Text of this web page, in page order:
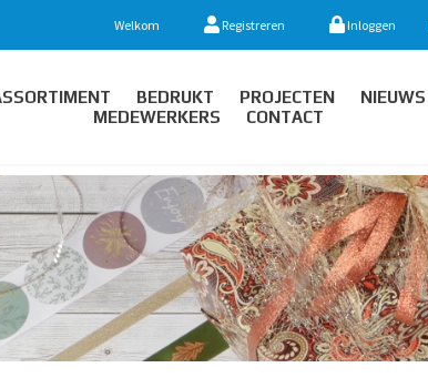
Welkom Registreren Inloggen
BEDRUKT PROJECTEN
NIEUWS
MEDEWERKERS
CONTACT